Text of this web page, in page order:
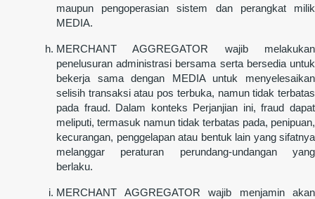
maupun pengoperasian sistem dan perangkat milik
MEDIA.
MERCHANT AGGREGATOR wajib melakukan
penelusuran administrasi bersama serta bersedia untuk
bekerja sama dengan MEDIA untuk menyelesaikan
selisih transaksi atau pos terbuka, namun tidak terbatas
pada fraud. Dalam konteks Perjanjian ini, fraud dapat
meliputi, termasuk namun tidak terbatas pada, penipuan,
kecurangan, penggelapan atau bentuk lain yang sifatnya
melanggar peraturan perundang-undangan yang
berlaku.
MERCHANT AGGREGATOR wajib menjamin akan